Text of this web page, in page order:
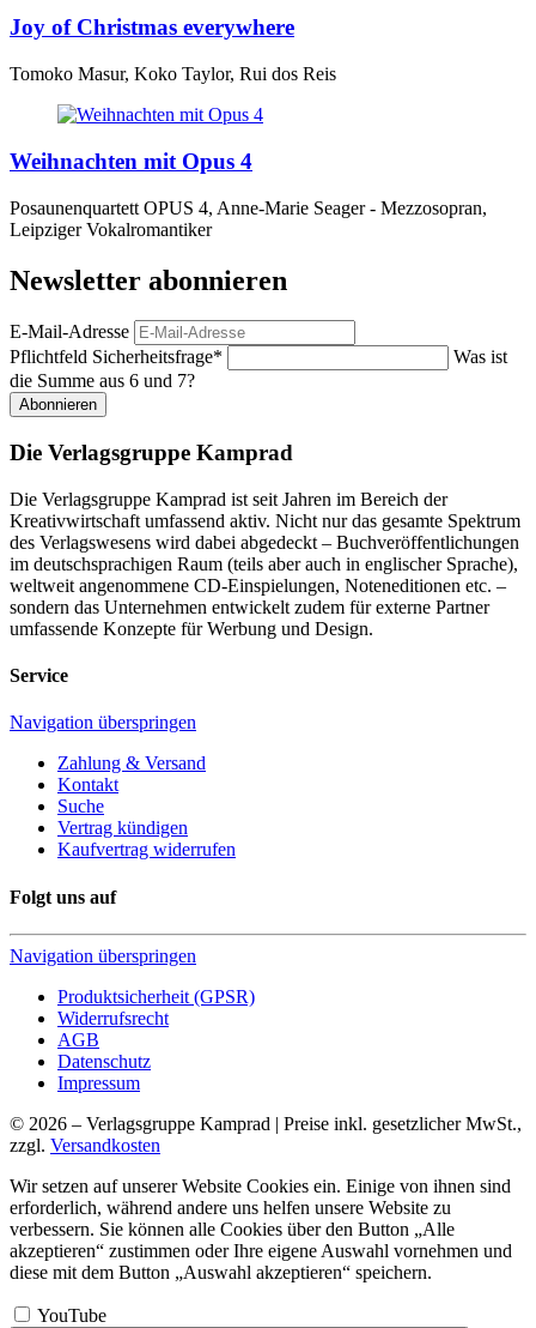
Joy of Christmas everywhere
Tomoko Masur, Koko Taylor, Rui dos Reis
Weihnachten mit Opus 4
Posaunenquartett OPUS 4, Anne-Marie Seager - Mezzosopran,
Leipziger Vokalromantiker
Newsletter abonnieren
E-Mail-Adresse
Pflichtfeld Sicherheitsfrage*
Was ist
die Summe aus 6 und 7?
Abonnieren
Die Verlagsgruppe Kamprad
Die Verlagsgruppe Kamprad ist seit Jahren im Bereich der
Kreativwirtschaft umfassend aktiv. Nicht nur das gesamte Spektrum
des Verlagswesens wird dabei abgedeckt – Buchveröffentlichungen
im deutschsprachigen Raum (teils aber auch in englischer Sprache),
weltweit angenommene CD-Einspielungen, Noteneditionen etc. –
sondern das Unternehmen entwickelt zudem für externe Partner
umfassende Konzepte für Werbung und Design.
Service
Navigation überspringen
Zahlung & Versand
Kontakt
Suche
Vertrag kündigen
Kaufvertrag widerrufen
Folgt uns auf
Navigation überspringen
Produktsicherheit (GPSR)
Widerrufsrecht
AGB
Datenschutz
Impressum
© 2026 – Verlagsgruppe Kamprad | Preise inkl. gesetzlicher MwSt.,
zzgl. Versandkosten
Wir setzen auf unserer Website Cookies ein. Einige von ihnen sind
erforderlich, während andere uns helfen unsere Website zu
verbessern. Sie können alle Cookies über den Button „Alle
akzeptieren“ zustimmen oder Ihre eigene Auswahl vornehmen und
diese mit dem Button „Auswahl akzeptieren“ speichern.
YouTube